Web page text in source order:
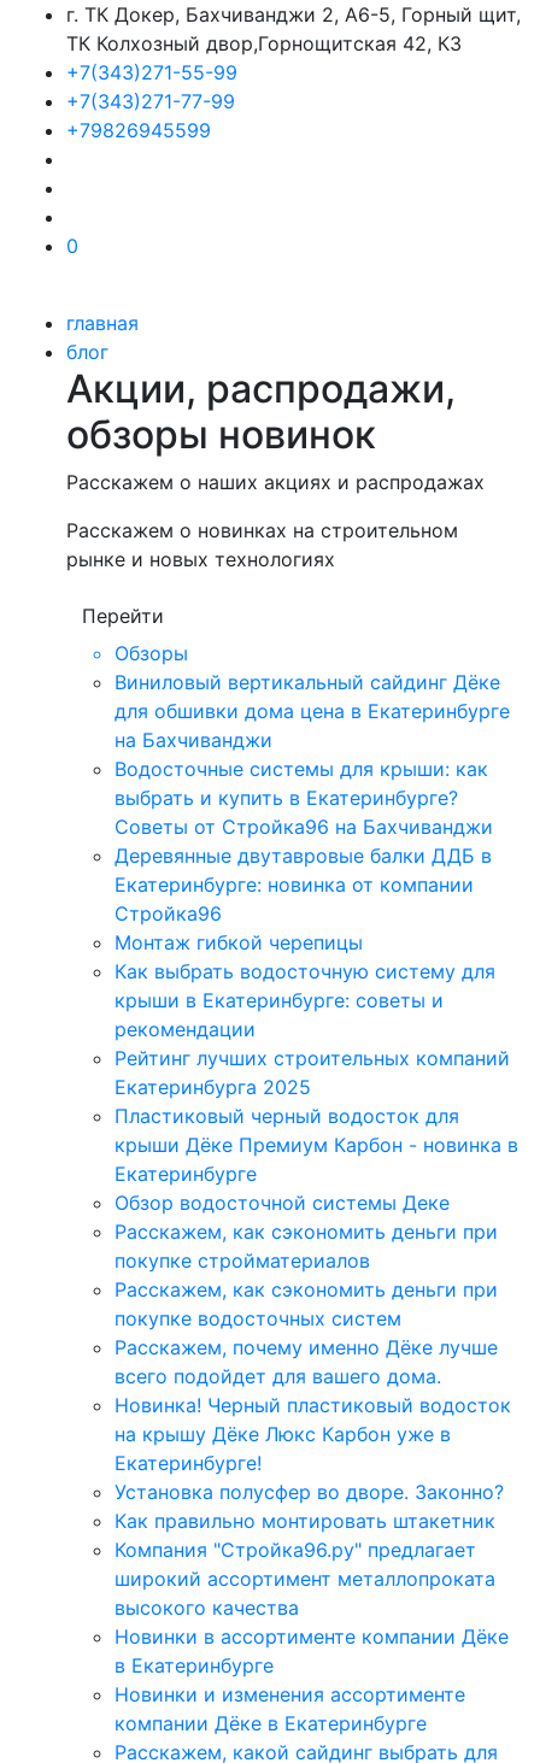
г. ТК Докер, Бахчиванджи 2, А6-5, Горный щит,
ТК Колхозный двор,Горнощитская 42, К3
+7(343)271-55-99
+7(343)271-77-99
+79826945599
0
главная
блог
Акции, распродажи,
обзоры новинок
Расскажем о наших акциях и распродажах
Расскажем о новинках на строительном
рынке и новых технологиях
Перейти
Обзоры
Виниловый вертикальный сайдинг Дёке
для обшивки дома цена в Екатеринбурге
на Бахчиванджи
Водосточные системы для крыши: как
выбрать и купить в Екатеринбурге?
Советы от Стройка96 на Бахчиванджи
Деревянные двутавровые балки ДДБ в
Екатеринбурге: новинка от компании
Стройка96
Монтаж гибкой черепицы
Как выбрать водосточную систему для
крыши в Екатеринбурге: советы и
рекомендации
Рейтинг лучших строительных компаний
Екатеринбурга 2025
Пластиковый черный водосток для
крыши Дёке Премиум Карбон - новинка в
Екатеринбурге
Обзор водосточной системы Деке
Расскажем, как сэкономить деньги при
покупке стройматериалов
Расскажем, как сэкономить деньги при
покупке водосточных систем
Расскажем, почему именно Дёке лучше
всего подойдет для вашего дома.
Новинка! Черный пластиковый водосток
на крышу Дёке Люкс Карбон уже в
Екатеринбурге!
Установка полусфер во дворе. Законно?
Как правильно монтировать штакетник
Компания "Стройка96.ру" предлагает
широкий ассортимент металлопроката
высокого качества
Новинки в ассортименте компании Дёке
в Екатеринбурге
Новинки и изменения ассортименте
компании Дёке в Екатеринбурге
Расскажем, какой сайдинг выбрать для